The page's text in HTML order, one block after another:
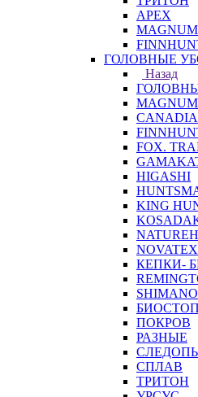
APEX
MAGNUM
ГОЛОВНЫЕ
Назад
MAGNUM
FOX.
HIGASHI
KING
NOVATEX
КЕПКИ-
SHIMANO
БИОСТОП
ПОКРОВ
РАЗНЫЕ
СПЛАВ
ТРИТОН